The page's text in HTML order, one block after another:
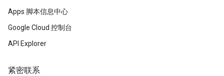
Apps 脚本信息中心
Google Cloud 控制台
API Explorer
紧密联系